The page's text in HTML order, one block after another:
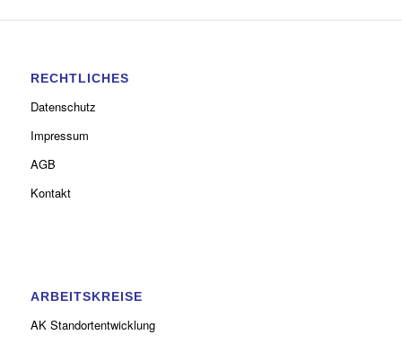
RECHTLICHES
Datenschutz
Impressum
AGB
Kontakt
ARBEITSKREISE
AK Standortentwicklung